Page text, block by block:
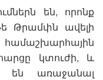
են, որոնք
Թրամփն ավելի
կտուժի, և
են առաջանալ